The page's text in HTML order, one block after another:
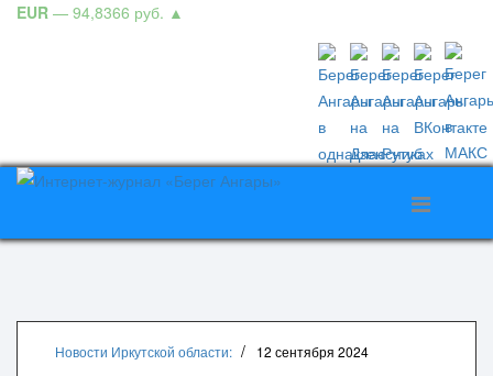
EUR — 94,8366 руб. ▲
Новости Иркутской области: 12 сентября 2024